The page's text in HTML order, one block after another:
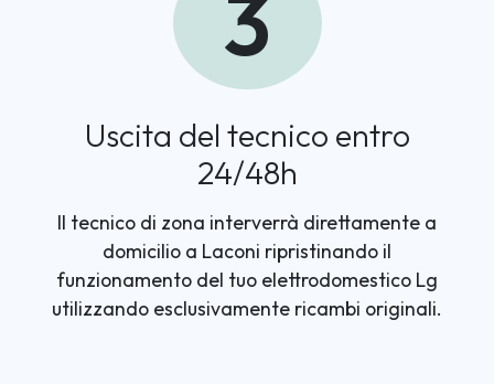
3
Uscita del tecnico entro
24/48h
Il tecnico di zona interverrà direttamente a
domicilio a Laconi ripristinando il
funzionamento del tuo elettrodomestico Lg
utilizzando esclusivamente ricambi originali.